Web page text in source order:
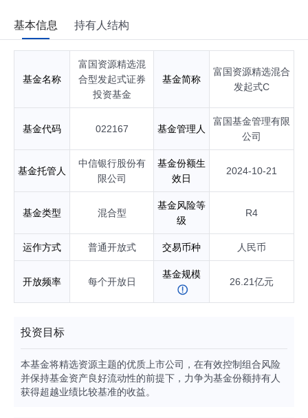
基本信息 持有人结构
基金名称
富国资源精选混
合型发起式证券
投资基金
基金简称
富国资源精选混合
发起式C
基金代码 022167 基金管理人
富国基金管理有限
公司
基金托管人
中信银行股份有
限公司
基金份额生
效日
2024-10-21
基金类型 混合型
基金风险等
级
R4
运作方式 普通开放式 交易币种 人民币
开放频率 每个开放日
基金规模
26.21亿元
投资目标
本基金将精选资源主题的优质上市公司，在有效控制组合风险
并保持基金资产良好流动性的前提下，力争为基金份额持有人
获得超越业绩比较基准的收益。